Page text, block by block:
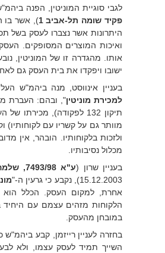
לגבי סוגיית המוניטין, הפנה
פקיד שומה תל-אביב 1 ), אשר בו
היתרונות אשר נצברו לעסק בשל
ואיכות המוצרים המסופקים.
אותו. מהגדרה זו של המוניטין,
ישובו ויפקדו את בית העסק גם
בעניין אינווסט, מנה ביהמ"ש
למכירת מוניטין", ובהם: העברת
תיקון 132 לפקודה),
מוותר גם על קשריו עם
ולזכות בלקוחותיו. הובהר, אין
מכלול נסיבותיו.
בעניין שרון (ע"א 7493/98, שלמה שרון נ' פקיד שומה - יחידה ארצית לשומה
15.12.2003), נקבע כי גרעין ה-"
אחרת, למקום העסק. הכלל הוא
הלקוחות מזהים עצמם עם היחיד
במובחן מהעסק.
בחזרה לעניין רייזמן, קבע
השייך תמיד לעסק עצמו, ולא